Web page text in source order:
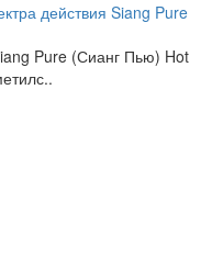
действия Siang Pure
Pure (Сианг Пью) Hot